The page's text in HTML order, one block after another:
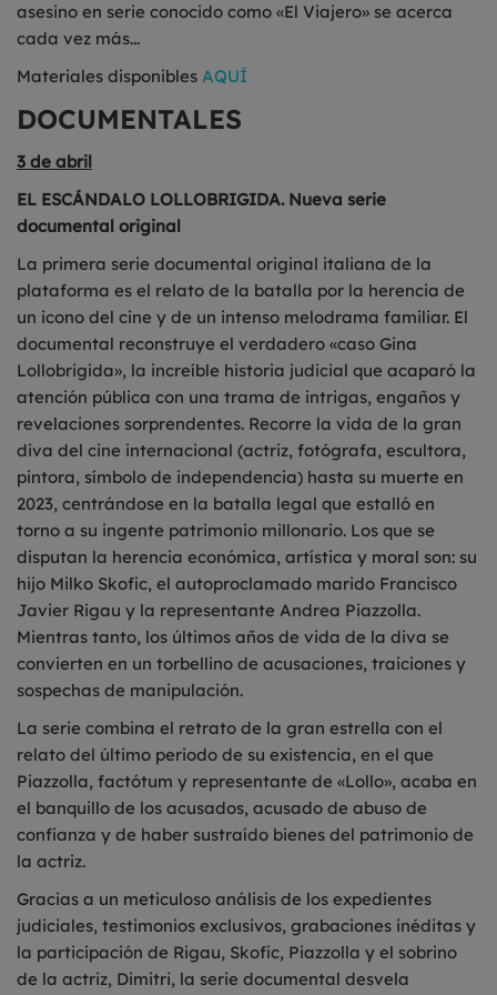
asesino en serie conocido como «El Viajero» se acerca
cada vez más...
Materiales disponibles AQUÍ
DOCUMENTALES
3 de abril
EL ESCÁNDALO LOLLOBRIGIDA. Nueva serie
documental original
La primera serie documental original italiana de la
plataforma es el relato de la batalla por la herencia de
un icono del cine y de un intenso melodrama familiar. El
documental reconstruye el verdadero «caso Gina
Lollobrigida», la increíble historia judicial que acaparó la
atención pública con una trama de intrigas, engaños y
revelaciones sorprendentes. Recorre la vida de la gran
diva del cine internacional (actriz, fotógrafa, escultora,
pintora, símbolo de independencia) hasta su muerte en
2023, centrándose en la batalla legal que estalló en
torno a su ingente patrimonio millonario. Los que se
disputan la herencia económica, artística y moral son: su
hijo Milko Skofic, el autoproclamado marido Francisco
Javier Rigau y la representante Andrea Piazzolla.
Mientras tanto, los últimos años de vida de la diva se
convierten en un torbellino de acusaciones, traiciones y
sospechas de manipulación.
La serie combina el retrato de la gran estrella con el
relato del último periodo de su existencia, en el que
Piazzolla, factótum y representante de «Lollo», acaba en
el banquillo de los acusados, acusado de abuso de
confianza y de haber sustraído bienes del patrimonio de
la actriz.
Gracias a un meticuloso análisis de los expedientes
judiciales, testimonios exclusivos, grabaciones inéditas y
la participación de Rigau, Skofic, Piazzolla y el sobrino
de la actriz, Dimitri, la serie documental desvela